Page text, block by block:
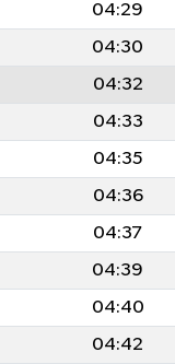
04:29
04:30
04:32
04:33
04:35
04:36
04:37
04:39
04:40
04:42